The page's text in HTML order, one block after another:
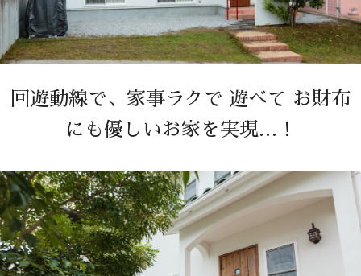
回遊動線で、家事ラクで 遊べて お財布
にも優しいお家を実現…！